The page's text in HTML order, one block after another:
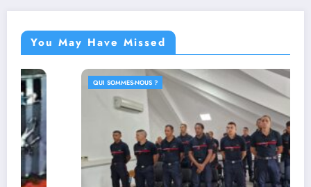
You May Have Missed
NOUS ?